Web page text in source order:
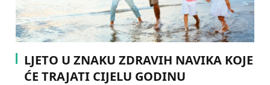
LJETO U ZNAKU ZDRAVIH NAVIKA KOJE
ĆE TRAJATI CIJELU GODINU